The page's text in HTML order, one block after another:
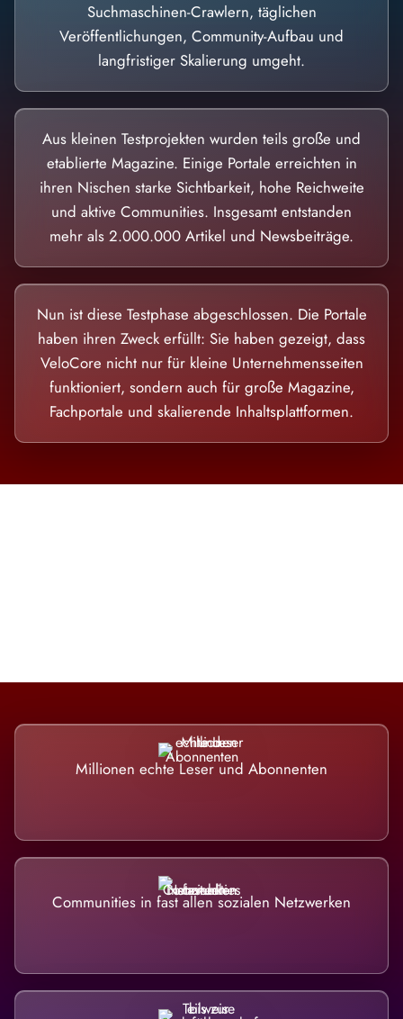
Suchmaschinen-Crawlern, täglichen
Veröffentlichungen, Community-Aufbau und
langfristiger Skalierung umgeht.
Aus kleinen Testprojekten wurden teils große und
etablierte Magazine. Einige Portale erreichten in
ihren Nischen starke Sichtbarkeit, hohe Reichweite
und aktive Communities. Insgesamt entstanden
mehr als 2.000.000 Artikel und Newsbeiträge.
Nun ist diese Testphase abgeschlossen. Die Portale
haben ihren Zweck erfüllt: Sie haben gezeigt, dass
VeloCore nicht nur für kleine Unternehmensseiten
funktioniert, sondern auch für große Magazine,
Fachportale und skalierende Inhaltsplattformen.
Millionen echte Leser und Abonnenten
Communities in fast allen sozialen Netzwerken